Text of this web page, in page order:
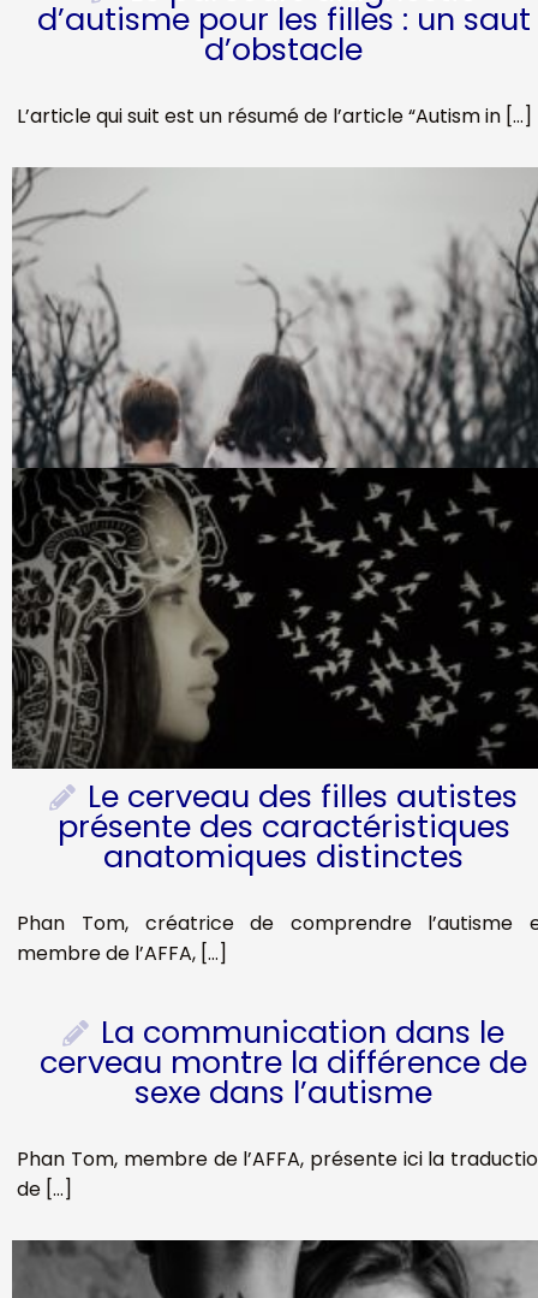
d’autisme pour les filles : un saut
d’obstacle
L’article qui suit est un résumé de l’article “Autism in […]
Le cerveau des filles autistes
présente des caractéristiques
anatomiques distinctes
Phan Tom, créatrice de comprendre l’autisme
membre de l’AFFA, […]
La communication dans le
cerveau montre la différence de
sexe dans l’autisme
Phan Tom, membre de l’AFFA, présente ici la
de […]